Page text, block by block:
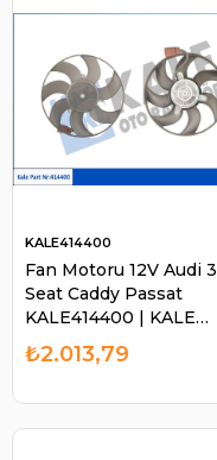
Fan Motoru 12V Audi 3
Seat Caddy Passat
KALE414400 | KALE
414400
KALE414400
₺2.013,79